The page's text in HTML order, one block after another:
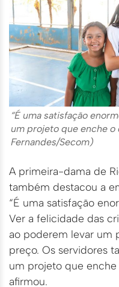
“É uma satisfação
um projeto que enche o
Fernandes/Secom)
A primeira-dama de
também destacou a
“É uma satisfação
Ver a felicidade das
ao poderem levar um
preço. Os servidores
um projeto que enche
afirmou.